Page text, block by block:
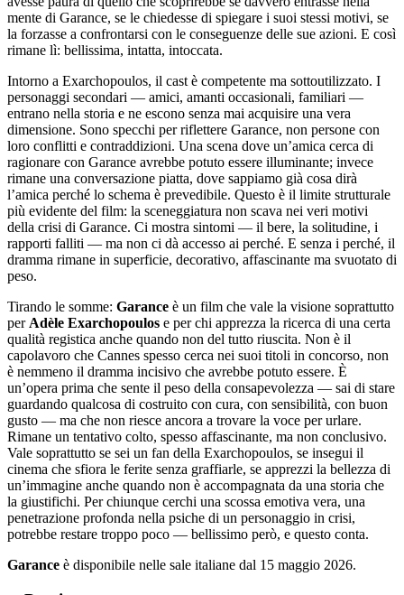
mente di Garance, se le chiedesse di spiegare i suoi stessi motivi, se
la forzasse a confrontarsi con le conseguenze delle sue azioni. E così
rimane lì: bellissima, intatta, intoccata.
Intorno a Exarchopoulos, il cast è competente ma sottoutilizzato. I
personaggi secondari — amici, amanti occasionali, familiari —
entrano nella storia e ne escono senza mai acquisire una vera
dimensione. Sono specchi per riflettere Garance, non persone con
loro conflitti e contraddizioni. Una scena dove un’amica cerca di
ragionare con Garance avrebbe potuto essere illuminante; invece
rimane una conversazione piatta, dove sappiamo già cosa dirà
l’amica perché lo schema è prevedibile. Questo è il limite strutturale
più evidente del film: la sceneggiatura non scava nei veri motivi
della crisi di Garance. Ci mostra sintomi — il bere, la solitudine, i
rapporti falliti — ma non ci dà accesso ai perché. E senza i perché, il
dramma rimane in superficie, decorativo, affascinante ma svuotato di
peso.
Tirando le somme: Garance è un film che vale la visione soprattutto
perAdèle Exarchopoulos e per chi apprezza la ricerca di una certa
qualità registica anche quando non del tutto riuscita. Non è il
capolavoro che Cannes spesso cerca nei suoi titoli in concorso, non
è nemmeno il dramma incisivo che avrebbe potuto essere. È
un’opera prima che sente il peso della consapevolezza — sai di stare
guardando qualcosa di costruito con cura, con sensibilità, con buon
gusto — ma che non riesce ancora a trovare la voce per urlare.
Rimane un tentativo colto, spesso affascinante, ma non conclusivo.
Vale soprattutto se sei un fan della Exarchopoulos, se insegui il
cinema che sfiora le ferite senza graffiarle, se apprezzi la bellezza di
un’immagine anche quando non è accompagnata da una storia che
la giustifichi. Per chiunque cerchi una scossa emotiva vera, una
penetrazione profonda nella psiche di un personaggio in crisi,
potrebbe restare troppo poco — bellissimo però, e questo conta.
Garance è disponibile nelle sale italiane dal 15 maggio 2026.